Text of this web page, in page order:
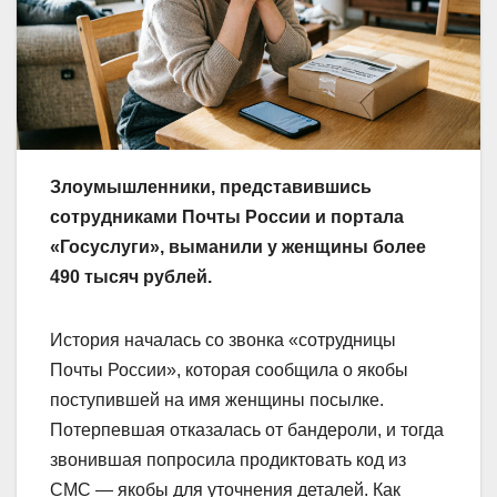
Злоумышленники, представившись
сотрудниками Почты России и портала
«Госуслуги», выманили у женщины более
490 тысяч рублей.
История началась со звонка «сотрудницы
Почты России», которая сообщила о якобы
поступившей на имя женщины посылке.
Потерпевшая отказалась от бандероли, и тогда
звонившая попросила продиктовать код из
СМС — якобы для уточнения деталей. Как